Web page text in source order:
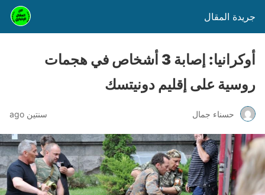
جريدة المقال
أوكرانيا: إصابة 3 أشخاص في هجمات
روسية على إقليم دونيتسك
حسناء جمال سنتين ago